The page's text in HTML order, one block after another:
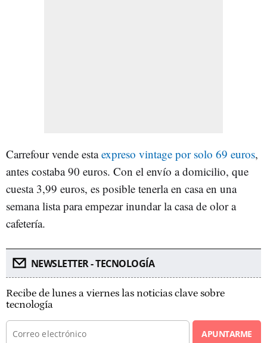
Carrefour vende estaexpreso vintage por solo 69 euros,
antes costaba 90 euros. Con el envío a domicilio, que
cuesta 3,99 euros, es posible tenerla en casa en una
semana lista para empezar inundar la casa de olor a
cafetería.
NEWSLETTER - TECNOLOGÍA
Recibe de lunes a viernes las noticias clave sobre
tecnología
APUNTARME